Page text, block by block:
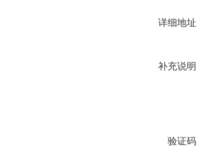
详细地
补充说
验证